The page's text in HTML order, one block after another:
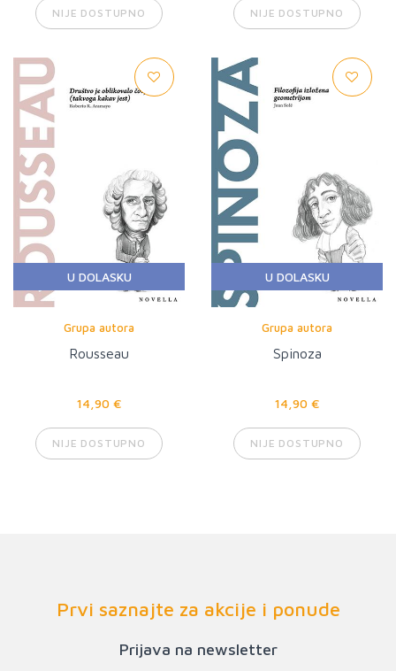
NIJE DOSTUPNO NIJE DOSTUPNO
U DOLASKU
Grupa autora
Rousseau
14,90 €
NIJE DOSTUPNO
U DOLASKU
Grupa autora
Spinoza
14,90 €
NIJE DOSTUPNO
Prvi saznajte za akcije i ponude
Prijava na newsletter